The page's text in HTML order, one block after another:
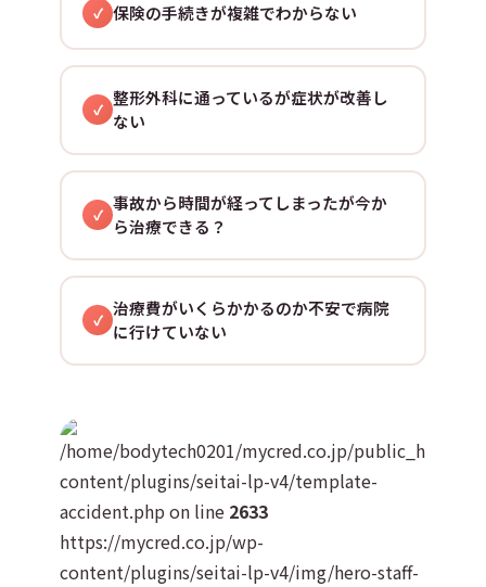
保険の手続きが複雑でわからない
整形外科に通っているが症状が改善し
ない
事故から時間が経ってしまったが今か
ら治療できる？
治療費がいくらかかるのか不安で病院
に行けていない
/home/bodytech0201/mycred.co.jp/public_html/
content/plugins/seitai-lp-v4/template-
accident.php on line 2633
https://mycred.co.jp/wp-
content/plugins/seitai-lp-v4/img/hero-staff-